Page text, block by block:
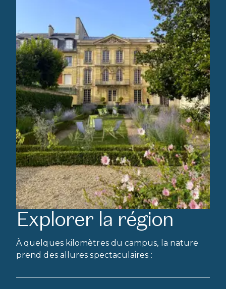
Explorer la région
À quelques kilomètres du campus, la nature
prend des allures spectaculaires :